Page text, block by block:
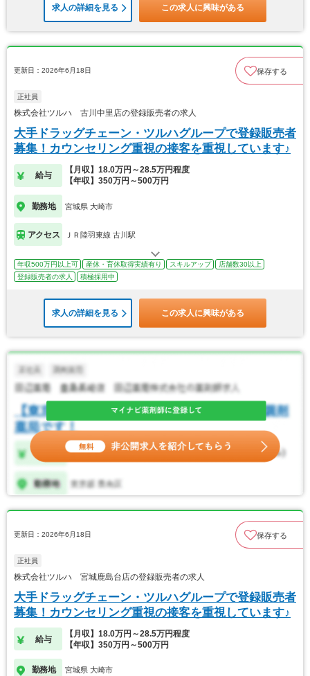
求人の詳細を見る この求人に興味がある
更新日：2026年6月18日 保存する
正社員
株式会社ツルハ 古川中里店の登録販売者の求人
大手ドラッグチェーン・ツルハグループで登録販売者
募集！カウンセリング重視の接客を重視しています♪
給与
【月収】18.0万円～28.5万円程度
【年収】350万円～500万円
勤務地 宮城県 大崎市
アクセス ＪＲ陸羽東線 古川駅
年収500万円以上可 産休・育休取得実績有り スキルアップ
店舗数30以上
登録販売者の求人
積極採用中
求人の詳細を見る この求人に興味がある
更新日：2026年6月18日 保存する
正社員
株式会社ツルハ 宮城鹿島台店の登録販売者の求人
大手ドラッグチェーン・ツルハグループで登録販売者
募集！カウンセリング重視の接客を重視しています♪
給与
【月収】18.0万円～28.5万円程度
【年収】350万円～500万円
勤務地 宮城県 大崎市